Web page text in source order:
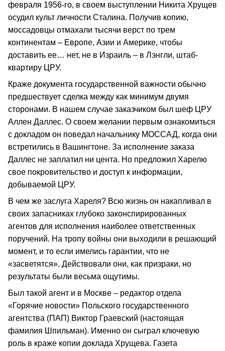
февраля 1956-го, в своем выступлении Никита Хрущев
осудил культ личности Сталина. Получив копию,
моссадовцы отмахали тысячи верст по трем
континентам – Европе, Азии и Америке, чтобы
доставить ее… нет, не в Израиль – в Лэнгли, штаб-
квартиру ЦРУ.
Краже документа государственной важности обычно
предшествует сделка между как минимум двумя
сторонами. В нашем случае заказчиком был шеф ЦРУ
Аллен Даллес. О своем желании первым ознакомиться
с докладом он поведал начальнику МОССАД, когда они
встретились в Вашингтоне. За исполнение заказа
Даллес не заплатил ни цента. Но предложил Харелю
свое покровительство и доступ к информации,
добываемой ЦРУ.
В чем же заслуга Хареля? Всю жизнь он накапливал в
своих запасниках глубоко законспирированных
агентов для исполнения наиболее ответственных
поручений. На тропу войны они выходили в решающий
момент, и то если имелись гарантии, что не
«засветятся». Действовали они, как призраки, но
результаты были весьма ощутимы.
Был такой агент и в Москве – редактор отдела
«Горячие новости» Польского государственного
агентства (ПАП) Виктор Граевский (настоящая
фамилия Шпильман). Именно он сыграл ключевую
роль в краже копии доклада Хрущева. Газета